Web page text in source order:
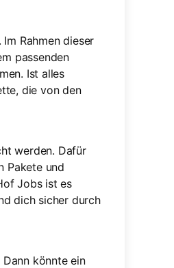
Rahmen dieser
passenden
Ist alles
die von den
werden. Dafür
Pakete und
Jobs ist es
dich sicher durch
könnte ein